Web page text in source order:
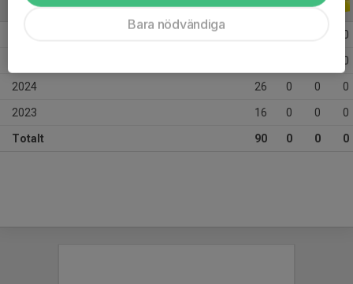
ALLA SERIER ALLA ÅR
0
0
2024 26 0 0 0
2023 16 0 0 0
Totalt 90 0 0 0
Bara nödvändiga